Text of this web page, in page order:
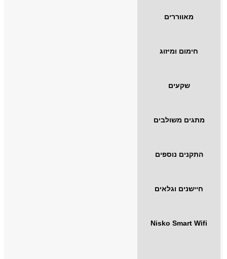
מאווררים
חימום ומיזוג
שקעים
מתגים משולבים
התקנים נוספים
חיישנים וגלאים
Nisko Smart Wifi